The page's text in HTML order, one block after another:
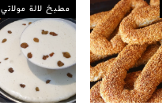
مطبخ لالة مولاتي